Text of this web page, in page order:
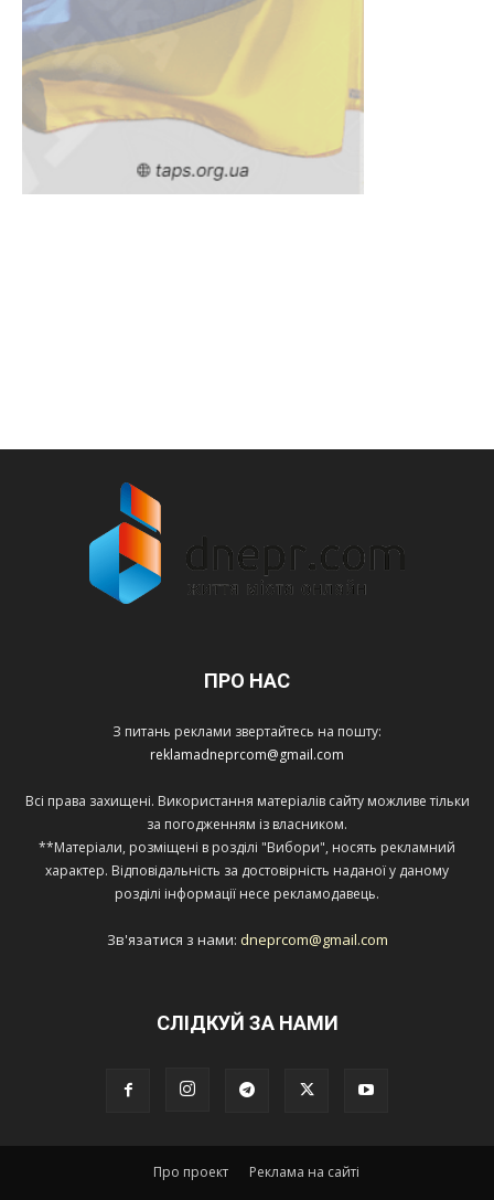
ПРО НАС
З питань реклами звертайтесь на пошту:
reklamadneprcom@gmail.com
Всі права захищені. Використання матеріалів сайту можливе тільки
за погодженням із власником.
**Матеріали, розміщені в розділі "Вибори", носять рекламний
характер. Відповідальність за достовірність наданої у даному
розділі інформації несе рекламодавець.
Зв'язатися з нами: dneprcom@gmail.com
СЛІДКУЙ ЗА НАМИ
Про проект Реклама на сайті